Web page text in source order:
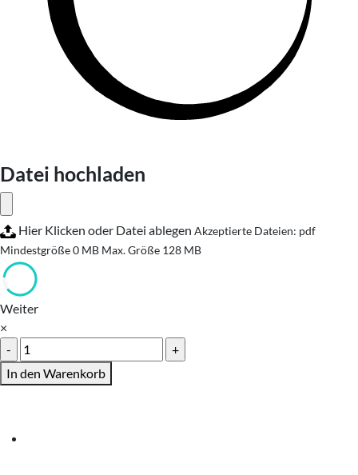
Datei hochladen
Hier Klicken oder Datei ablegen Akzeptierte Dateien: pdf
Mindestgröße 0 MB Max. Größe 128 MB
Weiter
×
Pläne
plotten
farbig
In den Warenkorb